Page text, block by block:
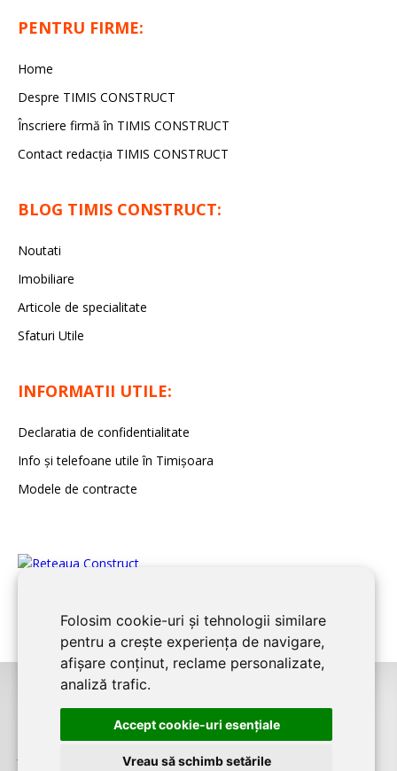
Folosim cookie-uri și tehnologii similare
pentru a crește experiența de navigare,
afișare conținut, reclame personalizate,
analiză trafic.
Accept cookie-uri esenţiale
Vreau să schimb setările
PENTRU FIRME:
Home
Despre TIMIS CONSTRUCT
Înscriere firmă în TIMIS CONSTRUCT
Contact redacția TIMIS CONSTRUCT
BLOG TIMIS CONSTRUCT:
Noutati
Imobiliare
Articole de specialitate
Sfaturi Utile
INFORMATII UTILE:
Declaratia de confidentialitate
Info și telefoane utile în Timișoara
Modele de contracte
TIMIS CONSTRUCTeste un serviciu de promovare online pentru
firme. Proiect digital dezvoltat deLIVE COMMUNICATIONS SRL
J12/4191/2006, RO19492087